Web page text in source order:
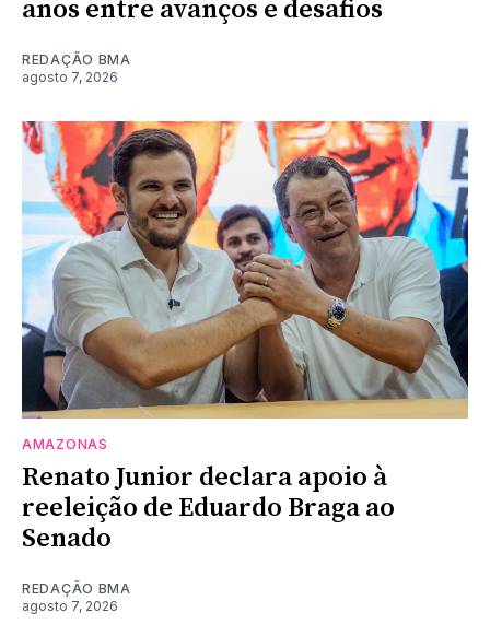
anos entre avanços e desafios
REDAÇÃO BMA
agosto 7, 2026
AMAZONAS
Renato Junior declara apoio à
reeleição de Eduardo Braga ao
Senado
REDAÇÃO BMA
agosto 7, 2026